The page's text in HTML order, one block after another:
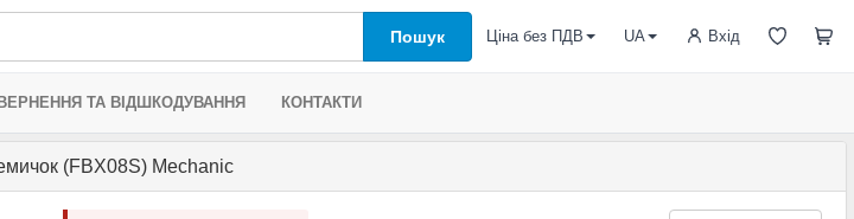
Пошук Вхід
Ціна без ПДВ UA
ТА ВІДШКОДУВАННЯ КОНТАКТИ
(FBX08S) Mechanic